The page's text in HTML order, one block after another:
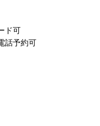
ド可
話予約可